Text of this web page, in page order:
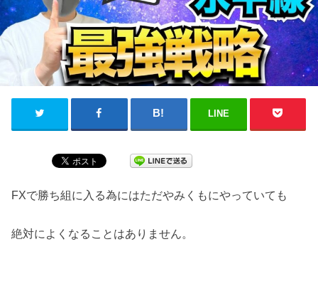
LINE
FXで勝ち組に入る為にはただやみくもにやっていても
絶対によくなることはありません。